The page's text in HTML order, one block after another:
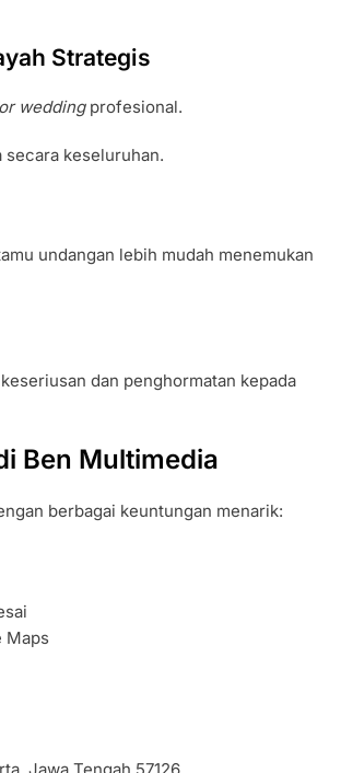
Strategis
weddingprofesional.
secara keseluruhan.
undangan lebih mudah menemukan
dan penghormatan kepada
Ben Multimedia
berbagai keuntungan menarik:
Maps
Jawa Tengah 57126